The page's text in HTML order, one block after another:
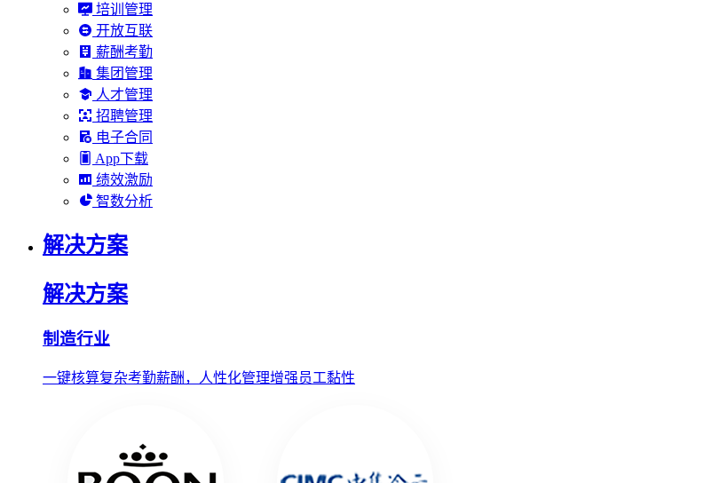
培训管理
开放互联
薪酬考勤
集团管理
人才管理
招聘管理
电子合同
App下载
绩效激励
智数分析
解决方案
解决方案
制造行业
一键核算复杂考勤薪酬，人性化管理增强员工黏性